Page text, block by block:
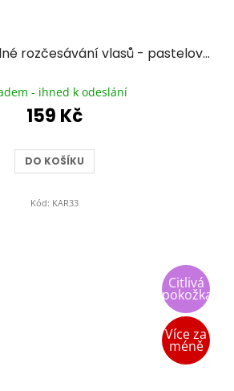
Kartáč pro snadné rozčesávání vlasů - pastelově růžový
hodnocení
produktu
je
z
5
- ihned k odeslání
159 Kč
DO KOŠÍKU
Kód: KAR33
Citlivá
pokožka
Více za
méně